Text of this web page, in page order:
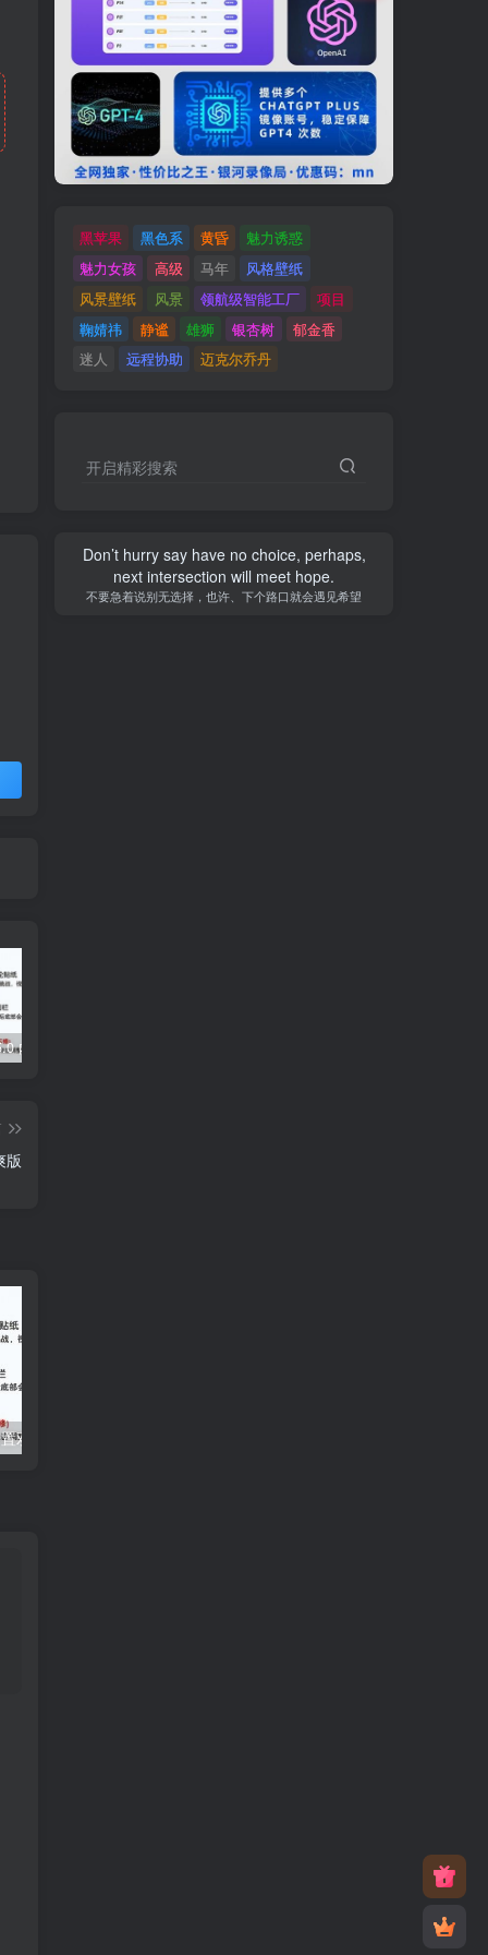
内置模块
版
双模块
黑苹果 黑色系 黄昏
魅力诱惑
魅力女孩
高级 马年
风格壁纸
风景壁纸
风景 领航级智能工厂
项目
鞠婧祎
静谧 雄狮 银杏树
郁金香
迷人
远程协助 迈克尔乔丹
开启精彩搜索
Don’t hurry say have no choice, perhaps,
next intersection will meet hope.
不要急着说别无选择，也许、下个路口就会遇见希望